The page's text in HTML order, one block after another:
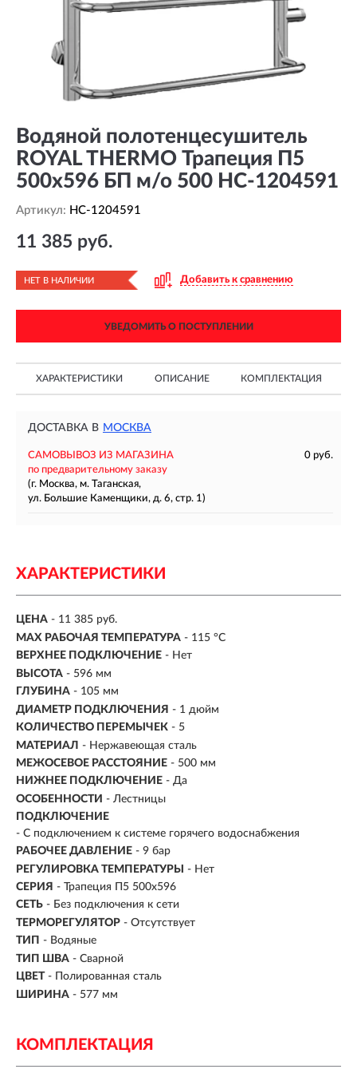
Водяной полотенцесушитель
ROYAL THERMO Трапеция П5
500x596 БП м/о 500 HC-1204591
Артикул: HC-1204591
11 385 руб.
НЕТ В НАЛИЧИИ Добавить к сравнению
УВЕДОМИТЬ О ПОСТУПЛЕНИИ
ХАРАКТЕРИСТИКИ ОПИСАНИЕ КОМПЛЕКТАЦИЯ
ДОСТАВКА В МОСКВА
САМОВЫВОЗ ИЗ МАГАЗИНА
0 руб.
по предварительному заказу
(г. Москва, м. Таганская,
ул. Большие Каменщики, д. 6, стр. 1)
ХАРАКТЕРИСТИКИ
ЦЕНА - 11 385 руб.
MAX РАБОЧАЯ ТЕМПЕРАТУРА - 115 °С
ВЕРХНЕЕ ПОДКЛЮЧЕНИЕ - Нет
ВЫСОТА - 596 мм
ГЛУБИНА - 105 мм
ДИАМЕТР ПОДКЛЮЧЕНИЯ - 1 дюйм
КОЛИЧЕСТВО ПЕРЕМЫЧЕК - 5
МАТЕРИАЛ - Нержавеющая сталь
МЕЖОСЕВОЕ РАССТОЯНИЕ - 500 мм
НИЖНЕЕ ПОДКЛЮЧЕНИЕ - Да
ОСОБЕННОСТИ - Лестницы
ПОДКЛЮЧЕНИЕ
- С подключением к системе горячего водоснабжения
РАБОЧЕЕ ДАВЛЕНИЕ - 9 бар
РЕГУЛИРОВКА ТЕМПЕРАТУРЫ
- Нет
СЕРИЯ - Трапеция П5 500x596
СЕТЬ - Без подключения к сети
ТЕРМОРЕГУЛЯТОР - Отсутствует
ТИП - Водяные
ТИП ШВА - Сварной
ЦВЕТ - Полированная сталь
ШИРИНА - 577 мм
КОМПЛЕКТАЦИЯ